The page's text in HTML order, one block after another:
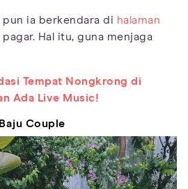
ia berkendara di halaman
Hal itu, guna menjaga
Tempat Nongkrong di
Ada Live Music!
Couple